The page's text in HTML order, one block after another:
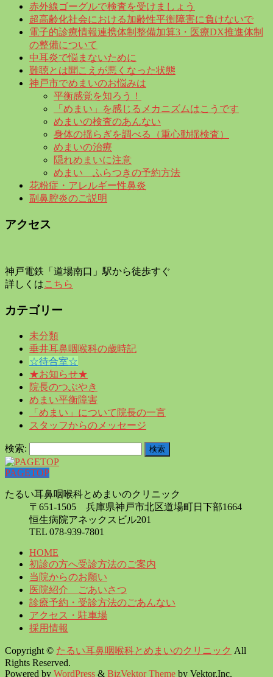
赤外線ゴーグルで検査を受けましょう
超高齢化社会における加齢性平衡障害に負けないで
電子的診療情報連携体制整備加算3・医療DX推進体制
の整備について
中耳炎で悩まないために
難聴とは聞こえが悪くなった状態
神戸市でめまいのお悩みは
平衡感覚を知ろう！
「めまい」を感じるメカニズムはこうです
めまいの検査のあんない
身体の揺らぎを調べる（重心動揺検査）
めまいの治療
隠れめまいに注意
めまい ふらつきの予約方法
花粉症・アレルギー性鼻炎
副鼻腔炎のご説明
アクセス
神戸電鉄「道場南口」駅から徒歩すぐ
詳しくはこちら
カテゴリー
未分類
垂井耳鼻咽喉科の歳時記
☆待合室☆
★お知らせ★
院長のつぶやき
めまい平衡障害
「めまい」について院長の一言
スタッフからのメッセージ
検索:
PAGETOP
たるい耳鼻咽喉科とめまいのクリニック
〒651-1505 兵庫県神戸市北区道場町日下部1664
恒生病院アネックスビル201
TEL 078-939-7801
HOME
初診の方へ受診方法のご案内
当院からのお願い
医院紹介 ごあいさつ
診療予約・受診方法のごあんない
アクセス・駐車場
採用情報
Copyright © たるい耳鼻咽喉科とめまいのクリニック All
Rights Reserved.
Powered by WordPress & BizVektor Theme by Vektor,Inc.